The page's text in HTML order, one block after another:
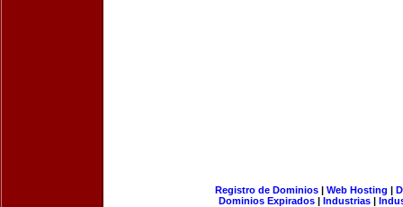
Registro de Dominios| Web Hosting |
Dominios Expirados | Industrias |